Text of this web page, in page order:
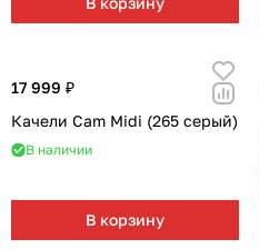
17 999 ₽
Качели Cam Midi (265 серый)
В наличии
В корзину